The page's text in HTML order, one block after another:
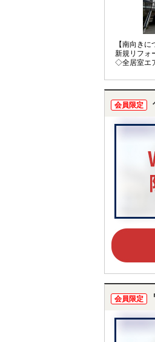
【南向き
新規リフォ
◇全居室エ
会員限定
会員限定